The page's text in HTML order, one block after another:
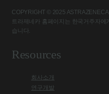
COPYRIGHT © 2025
트라제네카 홈페이지는 한국거주자
습니다.
Resources
회사소개
연구개발